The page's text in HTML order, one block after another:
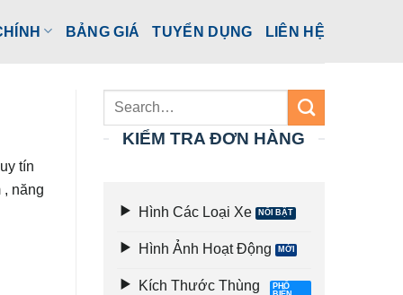
BẢNG GIÁ TUYỂN DỤNG LIÊN HỆ
tín
năng
KIỂM TRA ĐƠN HÀNG
Hình Các Loại Xe
Hình Ảnh Hoạt Động
Kích Thước Thùng